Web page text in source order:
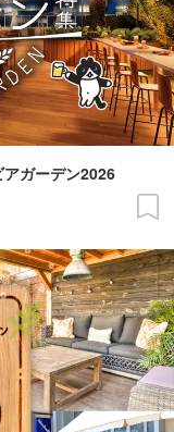
アガーデン2026